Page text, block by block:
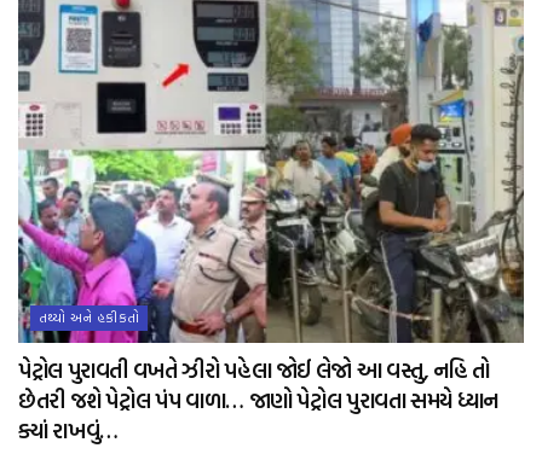
તથ્યો અને હકીકતો
પેટ્રોલ પુરાવતી વખતે ઝીરો પહેલા જોઈ લેજો આ વસ્તુ, નહિ તો
છેતરી જશે પેટ્રોલ પંપ વાળા… જાણો પેટ્રોલ પુરાવતા સમયે ધ્યાન
ક્યાં રાખવું…